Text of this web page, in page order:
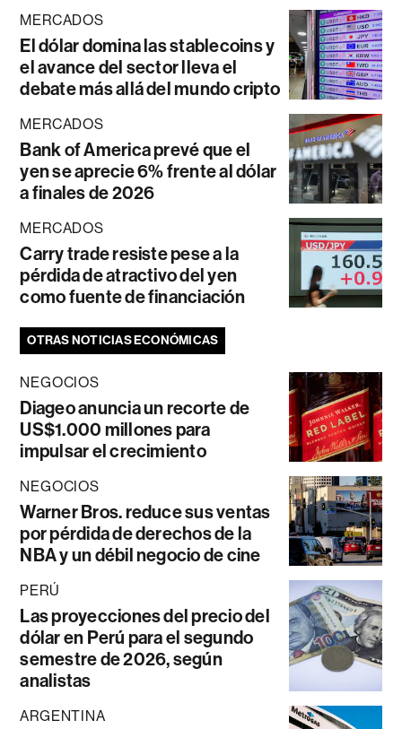
MERCADOS
El dólar domina las stablecoins y
el avance del sector lleva el
debate más allá del mundo cripto
MERCADOS
Bank of America prevé que el
yen se aprecie 6% frente al dólar
a finales de 2026
MERCADOS
Carry trade resiste pese a la
pérdida de atractivo del yen
como fuente de financiación
OTRAS NOTICIAS ECONÓMICAS
NEGOCIOS
Diageo anuncia un recorte de
US$1.000 millones para
impulsar el crecimiento
NEGOCIOS
Warner Bros. reduce sus ventas
por pérdida de derechos de la
NBA y un débil negocio de cine
PERÚ
Las proyecciones del precio del
dólar en Perú para el segundo
semestre de 2026, según
analistas
ARGENTINA